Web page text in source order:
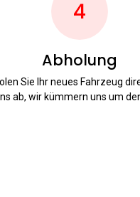
4
Abholung
Sie Ihr neues Fahrzeug
ab, wir kümmern uns um